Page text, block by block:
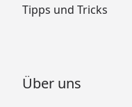
Tipps und Tricks
Über uns